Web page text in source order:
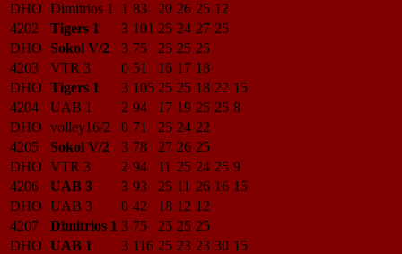
DHO Dimitrios 1 1 83 20 26 25 12
4202
Tigers 1 3 101 25 24 27 25
DHO
Sokol V/2 3 75 25 25 25
4203
VTR 3 0 51 16 17 18
DHO Tigers 1 3 105 25 25 18 22 15
4204
UAB 1 2 94 17 19 25 25 8
DHO volley16/2 0 71 25 24 22
4205
Sokol V/2 3 78 27 26 25
DHO VTR 3 2 94 11 25 24 25 9
4206
UAB 3 3 93 25 11 26 16 15
DHO UAB 3 0 42 18 12 12
4207
Dimitrios 1 3 75 25 25 25
DHO UAB 1 3 116 25 23 23 30 15